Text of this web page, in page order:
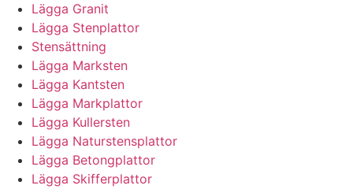
Lägga Granit
Lägga Stenplattor
Stensättning
Lägga Marksten
Lägga Kantsten
Lägga Markplattor
Lägga Kullersten
Lägga Naturstensplattor
Lägga Betongplattor
Lägga Skifferplattor